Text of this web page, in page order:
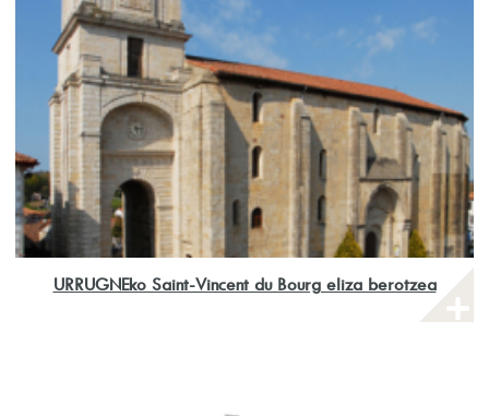
URRUGNEko Saint-Vincent du Bourg eliza berotzea